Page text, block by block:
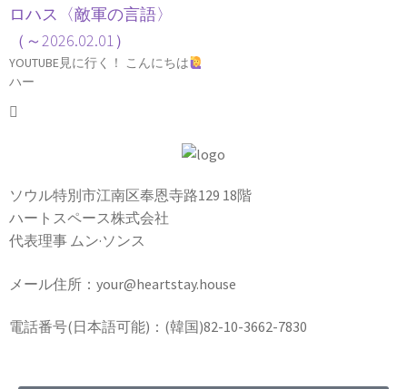
ロハス〈敵軍の言語〉
（～2026.02.01）
YOUTUBE見に行く！ こんにちは
ハー
ソウル特別市江南区奉恩寺路129 18階
ハートスペース株式会社
代表理事 ムン·ソンス
メール住所：your@heartstay.house
電話番号(日本語可能)：(韓国)82-10-3662-7830